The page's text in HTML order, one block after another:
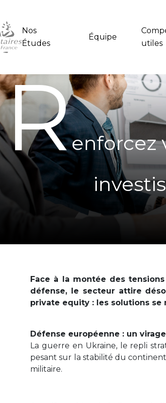
Nos
Études
Équipe
utiles
Renforcez
Face à la montée des
défense, le secteur attire
private equity : les solutions
Défense européenne : un
La guerre en Ukraine, le repli
pesant sur la stabilité du
militaire.